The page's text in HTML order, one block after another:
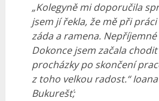
„Kolegyně mi doporučila
jsem jí řekla, že mě při
záda a ramena.
Dokonce jsem začala
procházky po skončení
z toho velkou radost.“
Bukurešť;